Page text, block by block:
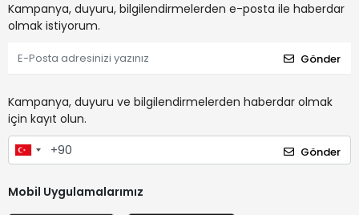
Kampanya, duyuru, bilgilendirmelerden e-posta ile haberdar
olmak istiyorum.
Gönder
Kampanya, duyuru ve bilgilendirmelerden haberdar olmak
için kayıt olun.
Gönder
Mobil Uygulamalarımız